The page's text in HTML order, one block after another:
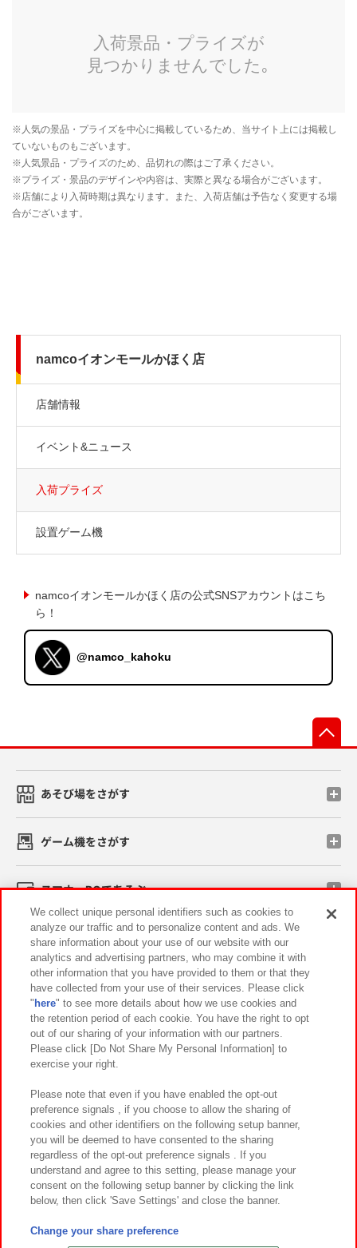
namcoイオンモールかほく店
店舗情報
イベント&ニュース
入荷プライズ
設置ゲーム機
namcoイオンモールかほく店の公式SNSアカウントはこち
ら！
@namco_kahoku
あそび場をさがす
ゲーム機をさがす
スマホ・PCであそぶ
イベント・キャンペーン
関連会社 サステナビリティ サイトポリシー
プライバシーポリシー ウェブアクセシビリティ方針と検証結果
お取引先さまとともに
カスタマーハラスメント対応方針 よくあるご質問・お問い合わせ
©Bandai Namco Amusement Inc.
©Bandai Namco Amusement Lab Inc.
We collect unique personal identifiers such as cookies to
analyze our traffic and to personalize content and ads. We
share information about your use of our website with our
analytics and advertising partners, who may combine it with
other information that you have provided to them or that they
have collected from your use of their services. Please click
" here" to see more details about how we use cookies and
the retention period of each cookie. You have the right to opt
out of our sharing of your information with our partners.
Please click [Do Not Share My Personal Information] to
exercise your right.
Please note that even if you have enabled the opt-out
preference signals , if you choose to allow the sharing of
cookies and other identifiers on the following setup banner,
you will be deemed to have consented to the sharing
regardless of the opt-out preference signals . If you
understand and agree to this setting, please manage your
consent on the following setup banner by clicking the link
below, then click 'Save Settings' and close the banner.
Change your share preference